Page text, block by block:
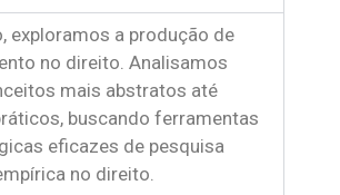
exploramos a produção de
no direito. Analisamos
mais abstratos até
buscando ferramentas
eficazes de pesquisa
no direito.